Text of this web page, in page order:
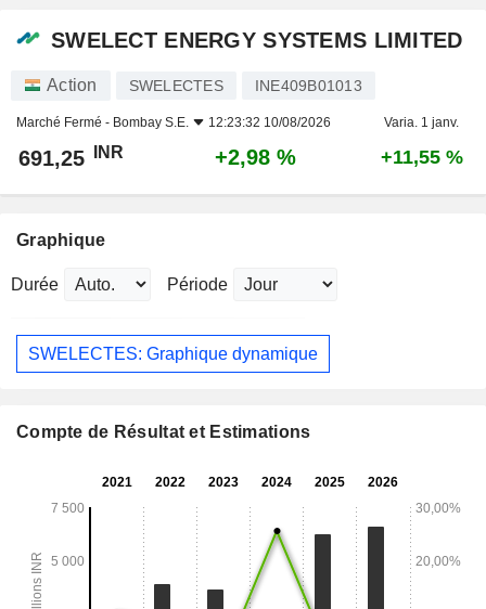
SWELECT ENERGY SYSTEMS LIMITED
Action SWELECTES INE409B01013
Marché Fermé - Bombay S.E. 12:23:32 10/08/2026 Varia. 1 janv.
691,25 INR +2,98 % +11,55 %
Graphique
Durée Période
SWELECTES: Graphique dynamique
Compte de Résultat et Estimations